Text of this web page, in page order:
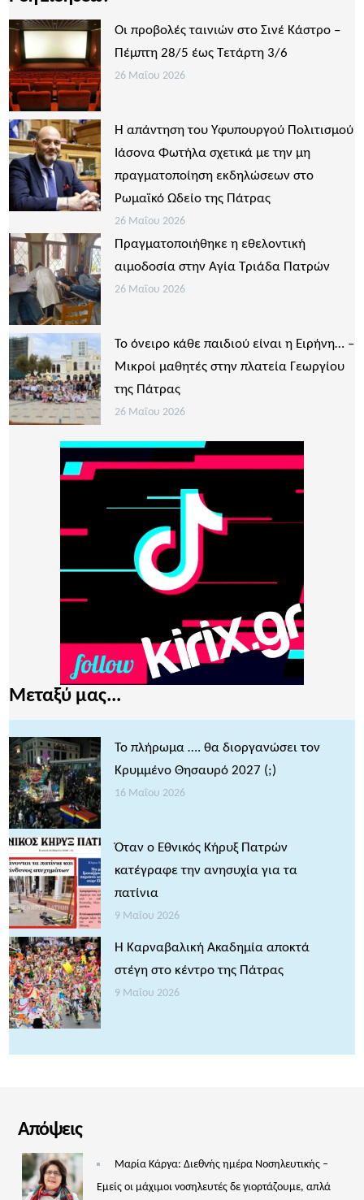
Οι προβολές ταινιών στο Σινέ Κάστρο –
Πέμπτη 28/5 έως Τετάρτη 3/6
26 Μαΐου 2026
Η απάντηση του Υφυπουργού Πολιτισμού
Ιάσονα Φωτήλα σχετικά με την μη
πραγματοποίηση εκδηλώσεων στο
Ρωμαϊκό Ωδείο της Πάτρας
26 Μαΐου 2026
Πραγματοποιήθηκε η εθελοντική
αιμοδοσία στην Αγία Τριάδα Πατρών
26 Μαΐου 2026
Το όνειρο κάθε παιδιού είναι η Ειρήνη… –
Μικροί μαθητές στην πλατεία Γεωργίου
της Πάτρας
26 Μαΐου 2026
Μεταξύ μας...
Το πλήρωμα …. θα διοργανώσει τον
Κρυμμένο Θησαυρό 2027 (;)
16 Μαΐου 2026
Όταν ο Εθνικός Κήρυξ Πατρών
κατέγραφε την ανησυχία για τα
πατίνια
9 Μαΐου 2026
Η Καρναβαλική Ακαδημία αποκτά
στέγη στο κέντρο της Πάτρας
9 Μαΐου 2026
Απόψεις
Μαρία Κάργα: Διεθνής ημέρα Νοσηλευτικής –
Εμείς οι μάχιμοι νοσηλευτές δε γιορτάζουμε, απλά